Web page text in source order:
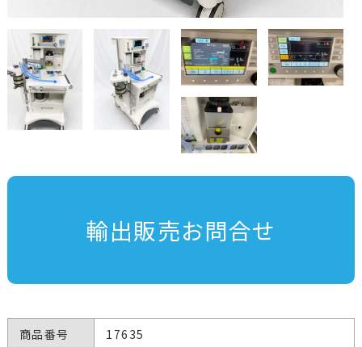
輸出販売お問合せ
商品番号
17635